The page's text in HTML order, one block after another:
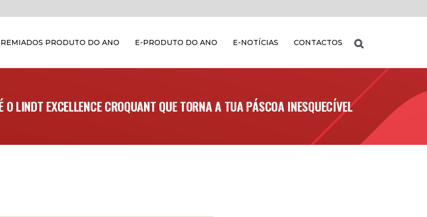
PRODUTO DO ANO E-PRODUTO DO ANO E-NOTÍCIAS CONTACTOS
LINDT EXCELLENCE CROQUANT QUE TORNA A TUA PÁSCOA INESQUECÍVEL